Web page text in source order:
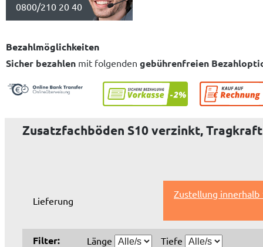
0800/210 20 40
Bezahlmöglichkeiten
Sicher bezahlen mit folgenden gebührenfreien
Zusatzfachböden S10 verzinkt,
Lieferung
Zustellung innerhalb
Filter: Länge Tiefe